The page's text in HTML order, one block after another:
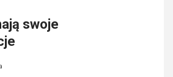
swoje